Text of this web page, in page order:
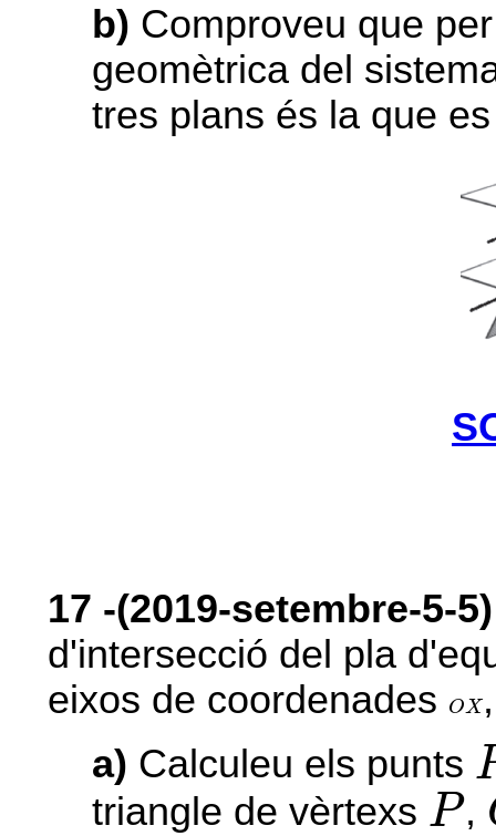
b) Comproveu que
geomètrica del
tres plans és la que
17 -(2019-setembre-5-5)
d'intersecció del pla
eixos de coordenades
OX
OX
a) Calculeu els punts
triangle de vèrtexs P
P,